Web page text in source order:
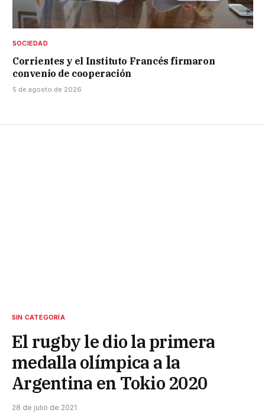
SOCIEDAD
Corrientes y el Instituto Francés firmaron
convenio de cooperación
5 de agosto de 2026
SIN CATEGORÍA
El rugby le dio la primera
medalla olímpica a la
Argentina en Tokio 2020
28 de julio de 2021